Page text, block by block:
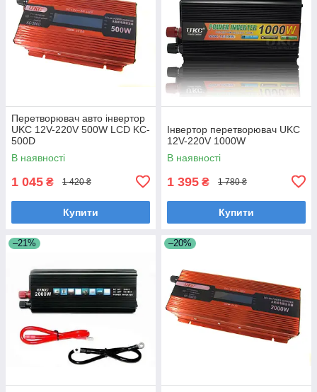
Перетворювач авто інвертор
UKC 12V-220V 500W LCD KC-
500D
В наявності
1 045 ₴ 1 420 ₴
Купити
Інвертор перетворювач UKC
12V-220V 1000W
В наявності
1 395 ₴ 1 780 ₴
Купити
–21% –20%